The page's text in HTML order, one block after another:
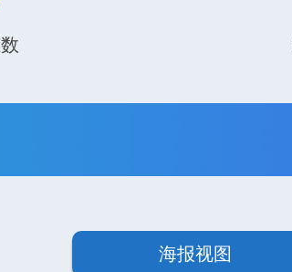
海报视图